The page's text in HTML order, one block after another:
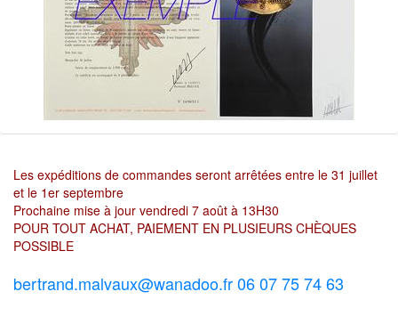
Les expéditions de commandes seront arrêtées entre le 31 juillet
et le 1er septembre
Prochaine mise à jour vendredi 7 août à 13H30
POUR TOUT ACHAT, PAIEMENT EN PLUSIEURS CHÈQUES
POSSIBLE
bertrand.malvaux@wanadoo.fr 06 07 75 74 63